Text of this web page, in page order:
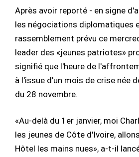
Après avoir reporté - en signe
les négociations diplomatiques
rassemblement prévu ce
leader des «jeunes patriotes»
signifié que l'heure de
à l'issue d'un mois de crise née
du 28 novembre.
«Au-delà du 1er janvier, moi
les jeunes de Côte d'Ivoire,
Hôtel les mains nues», a-t-il